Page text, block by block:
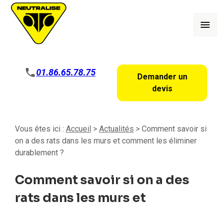
menu
phone01.86.65.78.75
Demander un
devis
Vous êtes ici : Accueil > Actualités > Comment savoir si
on a des rats dans les murs et comment les éliminer
durablement ?
Comment savoir si on a des
rats dans les murs et
Panneau de gestion des cookies